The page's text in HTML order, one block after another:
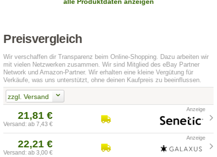
alle Produktdaten anzeigen
Preisvergleich
Wir verschaffen dir Transparenz beim Online-Shopping. Dazu arbeiten wir
mit vielen Netzwerken zusammen. Wir sind Mitglied des eBay Partner
Network und Amazon-Partner. Wir erhalten eine kleine Vergütung für
Verkäufe, was uns unterstützt, ohne deinen Kaufpreis zu beeinflussen.
zzgl. Versand
21,81 €
Versand: ab 7,43 €
22,21 €
Versand: ab 3,00 €